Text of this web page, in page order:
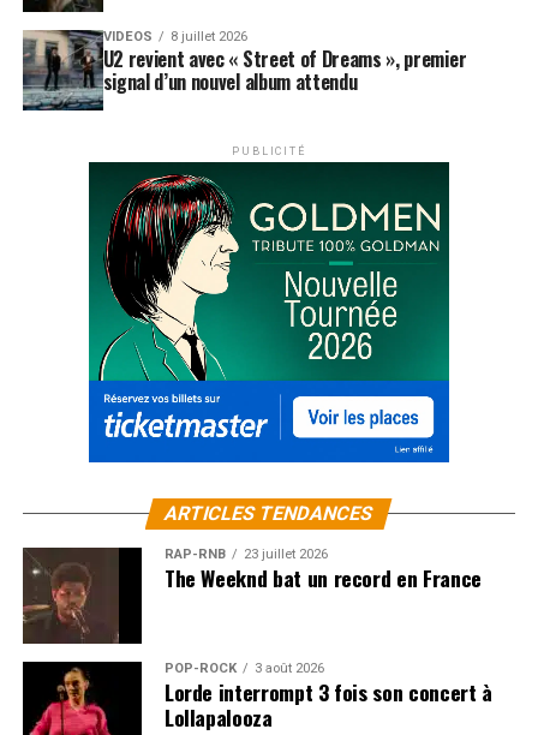
VIDEOS 8 juillet 2026
U2 revient avec « Street of Dreams », premier
signal d’un nouvel album attendu
PUBLICITÉ
ARTICLES TENDANCES
RAP-RNB 23 juillet 2026
The Weeknd bat un record en France
POP-ROCK 3 août 2026
Lorde interrompt 3 fois son concert à
Lollapalooza